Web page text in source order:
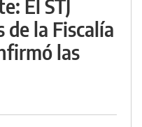
El STJ
de la Fiscalía
las